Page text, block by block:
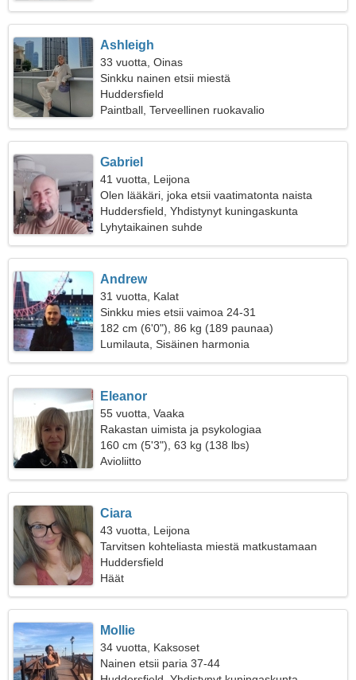
Ashleigh
33 vuotta, Oinas
Sinkku nainen etsii miestä
Huddersfield
Paintball, Terveellinen ruokavalio
Gabriel
41 vuotta, Leijona
Olen lääkäri, joka etsii vaatimatonta naista
Huddersfield, Yhdistynyt kuningaskunta
Lyhytaikainen suhde
Andrew
31 vuotta, Kalat
Sinkku mies etsii vaimoa 24-31
182 cm (6'0"), 86 kg (189 paunaa)
Lumilauta, Sisäinen harmonia
Eleanor
55 vuotta, Vaaka
Rakastan uimista ja psykologiaa
160 cm (5'3"), 63 kg (138 lbs)
Avioliitto
Ciara
43 vuotta, Leijona
Tarvitsen kohteliasta miestä matkustamaan
Huddersfield
Häät
Mollie
34 vuotta, Kaksoset
Nainen etsii paria 37-44